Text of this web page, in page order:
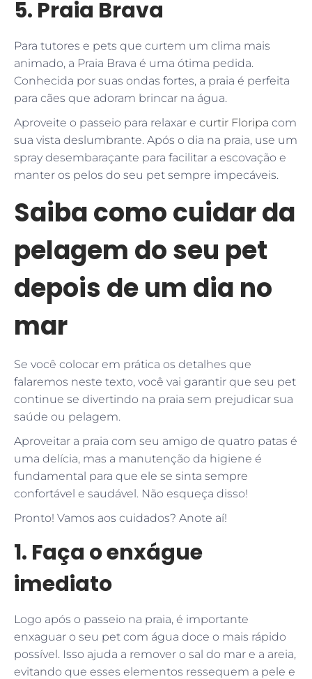
5. Praia Brava
Para tutores e pets que curtem um clima mais
animado, a Praia Brava é uma ótima pedida.
Conhecida por suas ondas fortes, a praia é perfeita
para cães que adoram brincar na água.
Aproveite o passeio para relaxar e curtir Floripa com
sua vista deslumbrante. Após o dia na praia, use um
spray desembaraçante para facilitar a escovação e
manter os pelos do seu pet sempre impecáveis.
Saiba como cuidar da
pelagem do seu pet
depois de um dia no
mar
Se você colocar em prática os detalhes que
falaremos neste texto, você vai garantir que seu pet
continue se divertindo na praia sem prejudicar sua
saúde ou pelagem.
Aproveitar a praia com seu amigo de quatro patas é
uma delícia, mas a manutenção da higiene é
fundamental para que ele se sinta sempre
confortável e saudável. Não esqueça disso!
Pronto! Vamos aos cuidados? Anote aí!
1. Faça o enxágue
imediato
Logo após o passeio na praia, é importante
enxaguar o seu pet com água doce o mais rápido
possível. Isso ajuda a remover o sal do mar e a areia,
evitando que esses elementos ressequem a pele e